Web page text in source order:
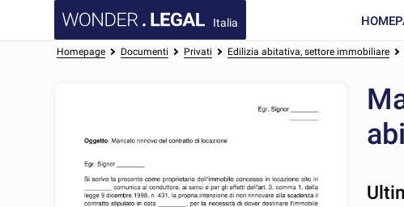
Italia
Homepage Documenti Privati Edilizia abitativa, settore immobiliare